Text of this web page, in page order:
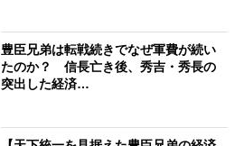
豊臣兄弟は転戦続きでなぜ軍費が続い
たのか？ 信長亡き後、秀吉・秀長の
突出した経済…